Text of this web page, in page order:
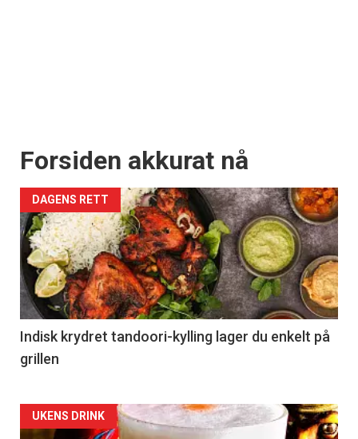
Forsiden akkurat nå
DAGENS RETT
Indisk krydret tandoori-kylling lager du enkelt på
grillen
Forsiden
UKENS DRINK